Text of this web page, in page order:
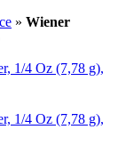
» Wiener